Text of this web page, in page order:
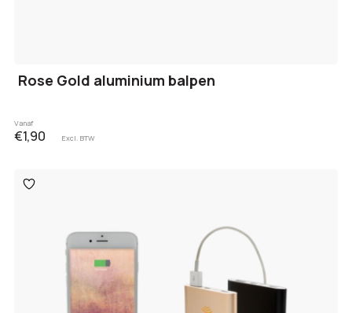
Rose Gold aluminium balpen
Vanaf
€1,90 Excl. BTW
Toevoegen
aan